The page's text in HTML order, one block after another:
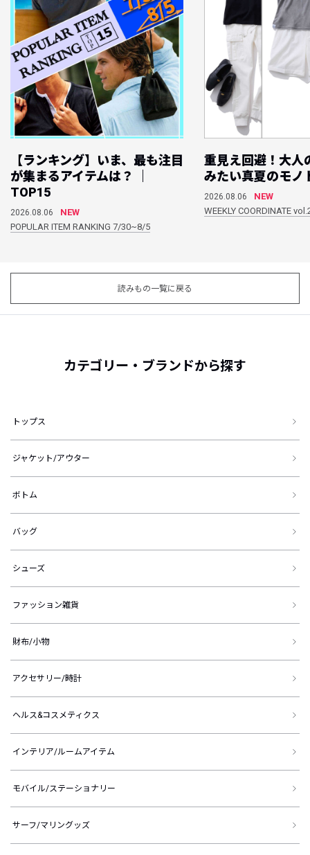
【ランキング】いま、最も注目
が集まるアイテムは？ ｜
TOP15
2026.08.06
NEW
POPULAR ITEM RANKING 7/30~8/5
重見え回避！大人
みたい真夏のモノ
2026.08.06
NEW
WEEKLY COORDINATE
読みもの一覧に戻る
カテゴリー・ブランドから探す
トップス
ジャケット/アウター
ボトム
バッグ
シューズ
ファッション雑貨
財布/小物
アクセサリー/時計
ヘルス&コスメティクス
インテリア/ルームアイテム
モバイル/ステーショナリー
サーフ/マリングッズ